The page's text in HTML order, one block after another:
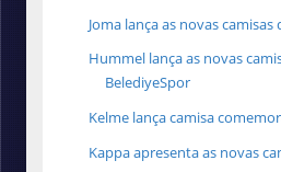
Joma lança as novas camisas
Hummel lança as novas
BelediyeSpor
Kelme lança camisa
Kappa apresenta as novas